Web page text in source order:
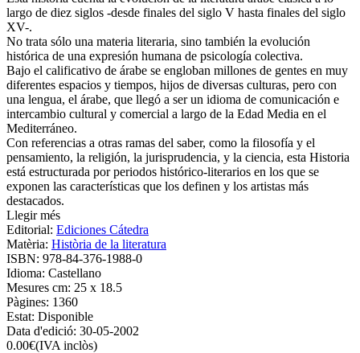
largo de diez siglos -desde finales del siglo V hasta finales del siglo
XV-.
No trata sólo una materia literaria, sino también la evolución
histórica de una expresión humana de psicología colectiva.
Bajo el calificativo de árabe se engloban millones de gentes en muy
diferentes espacios y tiempos, hijos de diversas culturas, pero con
una lengua, el árabe, que llegó a ser un idioma de comunicación e
intercambio cultural y comercial a largo de la Edad Media en el
Mediterráneo.
Con referencias a otras ramas del saber, como la filosofía y el
pensamiento, la religión, la jurisprudencia, y la ciencia, esta Historia
está estructurada por periodos histórico-literarios en los que se
exponen las características que los definen y los artistas más
destacados.
Llegir més
Editorial: Ediciones Cátedra
Matèria: Història de la literatura
ISBN: 978-84-376-1988-0
Idioma: Castellano
Mesures cm: 25 x 18.5
Pàgines: 1360
Estat: Disponible
Data d'edició: 30-05-2002
0.00€(IVA inclòs)